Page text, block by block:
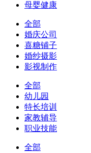
母婴健康
全部
婚庆公司
喜糖铺子
婚纱摄影
影视制作
全部
幼儿园
特长培训
家教辅导
职业技能
全部